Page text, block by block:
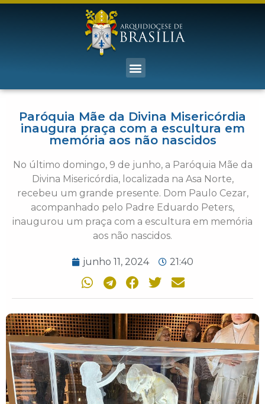
Paróquia Mãe da Divina Misericórdia
inaugura praça com a escultura em
memória aos não nascidos
No último domingo, 9 de junho, a Paróquia Mãe da
Divina Misericórdia, localizada na Asa Norte,
recebeu um grande presente. Dom Paulo Cezar,
acompanhado pelo Padre Eduardo Peters,
inaugurou um praça com a escultura em memória
aos não nascidos.
junho 11, 2024 21:40